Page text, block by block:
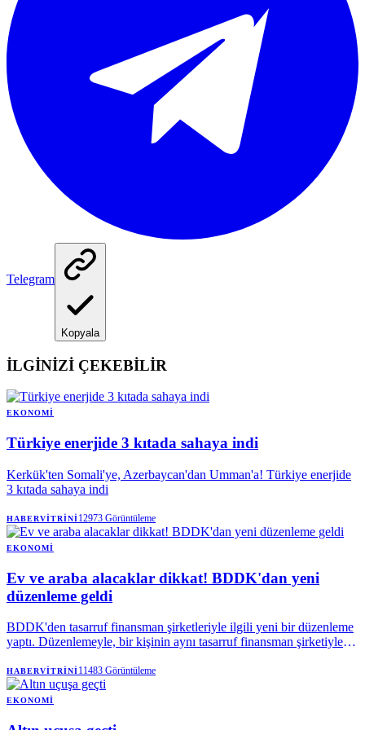
Telegram
Kopyala
İLGİNİZİ ÇEKEBİLİR
EKONOMI
Türkiye enerjide 3 kıtada sahaya indi
Kerkük'ten Somali'ye, Azerbaycan'dan Umman'a! Türkiye enerjide
3 kıtada sahaya indi
HABERVITRINI12973 Görüntüleme
EKONOMI
Ev ve araba alacaklar dikkat! BDDK'dan yeni
düzenleme geldi
BDDK'den tasarruf finansman şirketleriyle ilgili yeni bir düzenleme
yaptı. Düzenlemeyle, bir kişinin aynı tasarruf finansman şirketiyle
finansmanı olmak üzere ikiyle sınırlandırılırken, azami sözleşme
tutarı taşıt finansmanında 6 milyon 250 bin liraya, konut veya çatılı
iş yeri finansmanında 62 milyon 500 bin liraya yükseltildi.
HABERVITRINI11483 Görüntüleme
EKONOMI